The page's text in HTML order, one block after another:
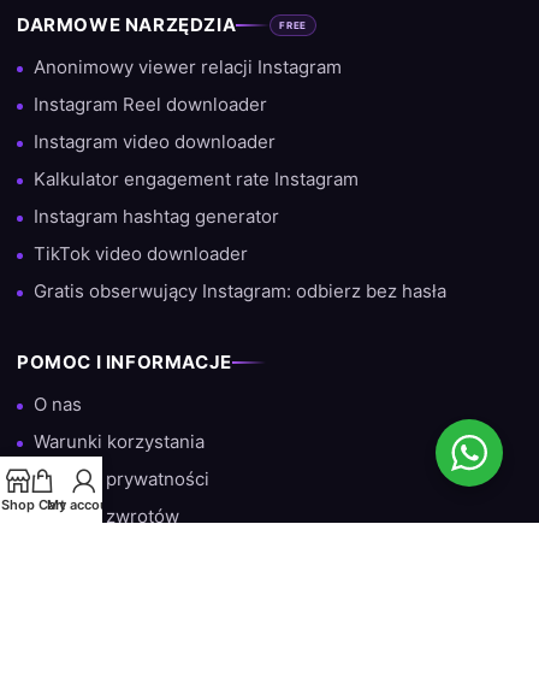
DARMOWE NARZĘDZIA FREE
Anonimowy viewer relacji Instagram
Instagram Reel downloader
Instagram video downloader
Kalkulator engagement rate Instagram
Instagram hashtag generator
TikTok video downloader
Gratis obserwujący Instagram: odbierz bez hasła
POMOC I INFORMACJE
O nas
Warunki korzystania
Polityka prywatności
Polityka zwrotów
Shop Cart
My account